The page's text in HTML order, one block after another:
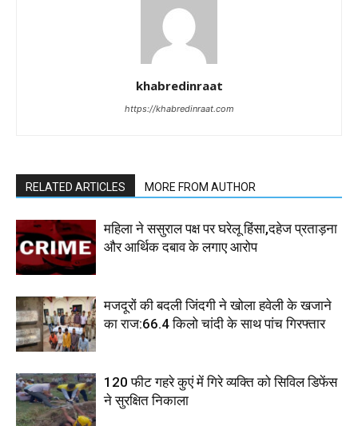
khabredinraat
https://khabredinraat.com
RELATED ARTICLES MORE FROM AUTHOR
महिला ने ससुराल पक्ष पर घरेलू हिंसा,दहेज प्रताड़ना
और आर्थिक दबाव के लगाए आरोप
मजदूरों की बदली जिंदगी ने खोला हवेली के खजाने
का राज:66.4 किलो चांदी के साथ पांच गिरफ्तार
120 फीट गहरे कुएं में गिरे व्यक्ति को सिविल डिफेंस
ने सुरक्षित निकाला